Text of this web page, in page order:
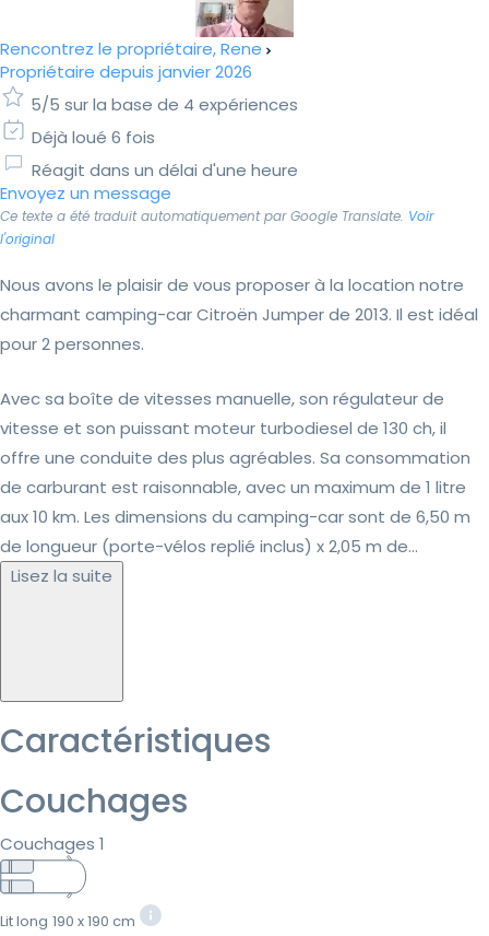
Rencontrez le propriétaire, Rene
Propriétaire depuis janvier 2026
5/5 sur la base de 4 expériences
Déjà loué 6 fois
Réagit dans un délai d'une heure
Envoyez un message
Ce texte a été traduit automatiquement par Google Translate. Voir
l'original
Nous avons le plaisir de vous proposer à la location notre
charmant camping-car Citroën Jumper de 2013. Il est idéal
pour 2 personnes.
Avec sa boîte de vitesses manuelle, son régulateur de
vitesse et son puissant moteur turbodiesel de 130 ch, il
offre une conduite des plus agréables. Sa consommation
de carburant est raisonnable, avec un maximum de 1 litre
aux 10 km. Les dimensions du camping-car sont de 6,50 m
de longueur (porte-vélos replié inclus) x 2,05 m de...
Lisez la suite
Caractéristiques
Couchages
Couchages 1
Lit long 190 x 190 cm